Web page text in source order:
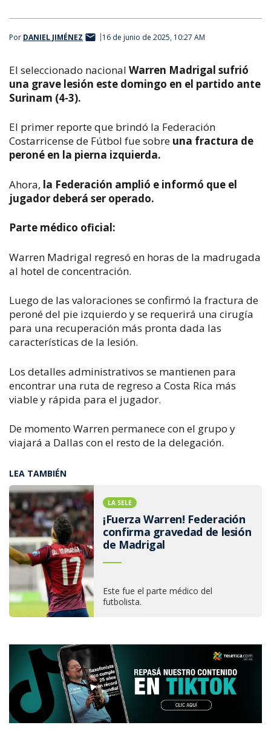
Por DANIEL JIMÉNEZ 16 de junio de 2025, 10:27 AM
El seleccionado nacional Warren Madrigal sufrió
una grave lesión este domingo en el partido ante
Surinam (4-3).
El primer reporte que brindó la Federación
Costarricense de Fútbol fue sobre una fractura de
peroné en la pierna izquierda.
Ahora, la Federación amplió e informó que el
jugador deberá ser operado.
Parte médico oficial:
Warren Madrigal regresó en horas de la madrugada
al hotel de concentración.
Luego de las valoraciones se confirmó la fractura de
peroné del pie izquierdo y se requerirá una cirugía
para una recuperación más pronta dada las
características de la lesión.
Los detalles administrativos se mantienen para
encontrar una ruta de regreso a Costa Rica más
viable y rápida para el jugador.
De momento Warren permanece con el grupo y
viajará a Dallas con el resto de la delegación.
LEA TAMBIÉN
LA SELE
¡Fuerza Warren! Federación
confirma gravedad de lesión
de Madrigal
Este fue el parte médico del
futbolista.